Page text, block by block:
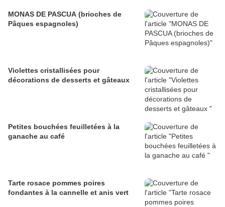
MONAS DE PASCUA (brioches de
Pâques espagnoles)
Violettes cristallisées pour
décorations de desserts et gâteaux
Petites bouchées feuilletées à la
ganache au café
Tarte rosace pommes poires
fondantes à la cannelle et anis vert